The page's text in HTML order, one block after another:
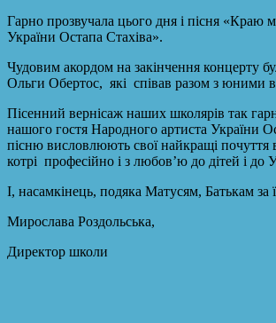
Гарно прозвучала цього дня і пісня «Краю
України Остапа Стахіва».
Чудовим акордом на закінчення концерту
Ольги Обертос, які співав разом з юними
Пісенний вернісаж наших школярів так
нашого гостя Народного артиста України
пісню висловлюють свої найкращі
котрі професійно і з любов’ю до дітей і до
І, насамкінець, подяка Матусям, Батькам
Мирослава Роздольська,
Директор школи